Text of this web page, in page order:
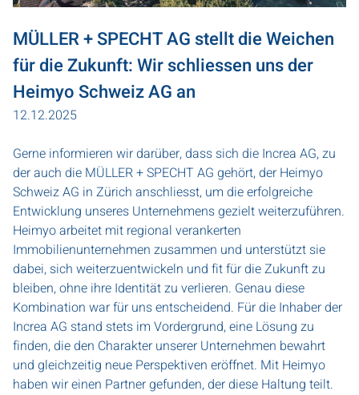
MÜLLER + SPECHT AG stellt die Weichen
für die Zukunft: Wir schliessen uns der
Heimyo Schweiz AG an
12.12.2025
Gerne informieren wir darüber, dass sich die Increa AG, zu
der auch die MÜLLER + SPECHT AG gehört, der Heimyo
Schweiz AG in Zürich anschliesst, um die erfolgreiche
Entwicklung unseres Unternehmens gezielt weiterzuführen.
Heimyo arbeitet mit regional verankerten
Immobilienunternehmen zusammen und unterstützt sie
dabei, sich weiterzuentwickeln und fit für die Zukunft zu
bleiben, ohne ihre Identität zu verlieren. Genau diese
Kombination war für uns entscheidend. Für die Inhaber der
Increa AG stand stets im Vordergrund, eine Lösung zu
finden, die den Charakter unserer Unternehmen bewahrt
und gleichzeitig neue Perspektiven eröffnet. Mit Heimyo
haben wir einen Partner gefunden, der diese Haltung teilt.